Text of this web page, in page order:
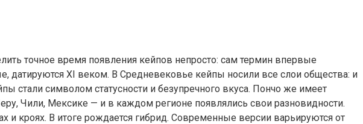
точное время появления кейпов непросто: сам термин впервые
XI веком. В Средневековье кейпы носили все слои общества: и
стали символом статусности и безупречного вкуса. Пончо же имеет
Чили, Мексике — и в каждом регионе появлялись свои разновидности.
кроях. В итоге рождается гибрид. Современные версии варьируются от